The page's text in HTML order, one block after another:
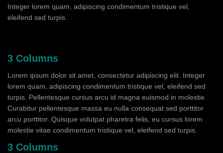
Integer lorem quam, adipiscing condimentum tristique vel,
eleifend sed turpis.
3 Columns
Lorem ipsum dolor sit amet, consectetur adipiscing elit. Integer
lorem quam, adipiscing condimentum tristique vel, eleifend sed
turpis. Pellentesque cursus arcu id magna euismod in molestie.
Curabitur pellentesque massa eu nulla consequat sed porttitor
arcu porttitor. Quisque volutpat pharetra felis, eu cursus lorem
molestie vitae condimentum tristique vel, eleifend sed turpis.
3 Columns